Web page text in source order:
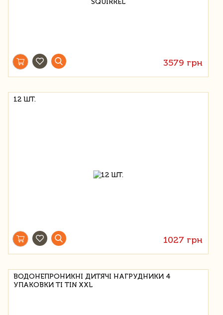
3579 грн
12 ШТ.
1027 грн
ВОДОНЕПРОНИКНІ ДИТЯЧІ НАГРУДНИКИ 4
УПАКОВКИ TI TIN XXL